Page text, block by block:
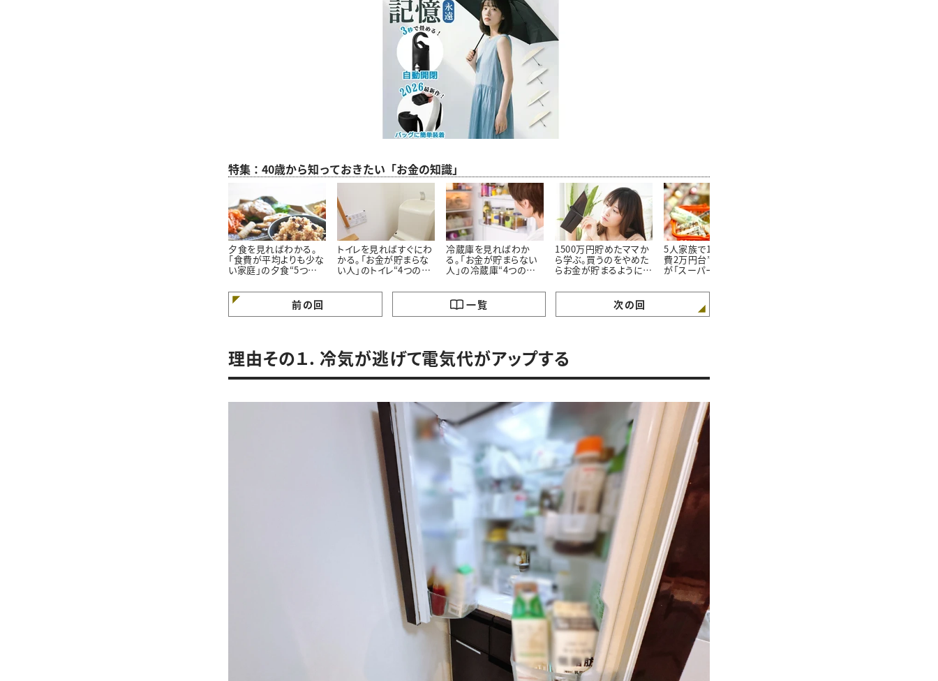
特集：40歳から知っておきたい「お金の知識」
夕食を見ればわかる。
「食費が平均よりも少な
い家庭」の夕食“5つの
トイレを見ればすぐにわ
かる。「お金が貯まらな
い人」のトイレ“4つの特
冷蔵庫を見ればわか
る。「お金が貯まらない
人」の冷蔵庫“4つの特
1500万円貯めたママか
ら学ぶ。買うのをやめた
らお金が貯まるようにな
5人家族で1か月の“食
費2万円台”。そんな私
が「スーパーで買わない
前の回 一覧 次の回
理由その１. 冷気が逃げて電気代がアップする